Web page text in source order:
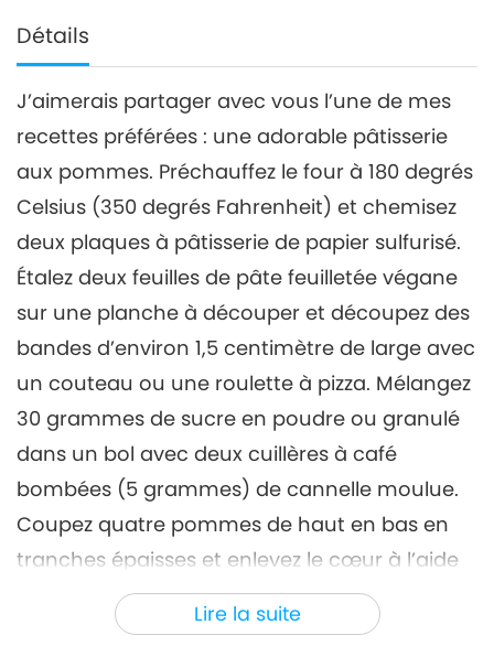
Détails
Lire la suite
J’aimerais partager avec vous l’une de mes
recettes préférées : une adorable pâtisserie
aux pommes. Préchauffez le four à 180 degrés
Celsius (350 degrés Fahrenheit) et chemisez
deux plaques à pâtisserie de papier sulfurisé.
Étalez deux feuilles de pâte feuilletée végane
sur une planche à découper et découpez des
bandes d’environ 1,5 centimètre de large avec
un couteau ou une roulette à pizza. Mélangez
30 grammes de sucre en poudre ou granulé
dans un bol avec deux cuillères à café
bombées (5 grammes) de cannelle moulue.
Coupez quatre pommes de haut en bas en
tranches épaisses et enlevez le cœur à l’aide
d’un petit emporte-pièce rond. Enduisez
généreusement ces tranches de sucre à la